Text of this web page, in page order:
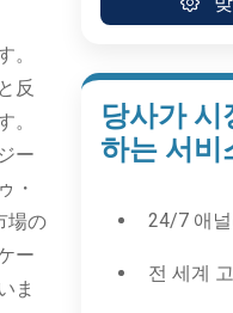
。
反
。
ー
・
場の
ー
ま
당사가 시
하는 서비
24/7 애
전 세계